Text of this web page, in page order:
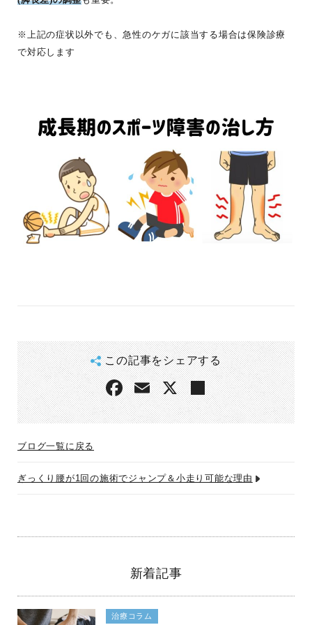
※上記の症状以外でも、急性のケガに該当する場合は保険診療
で対応します
この記事をシェアする
ブログ一覧に戻る
ぎっくり腰が1回の施術でジャンプ＆小走り可能な理由
新着記事
治療コラム